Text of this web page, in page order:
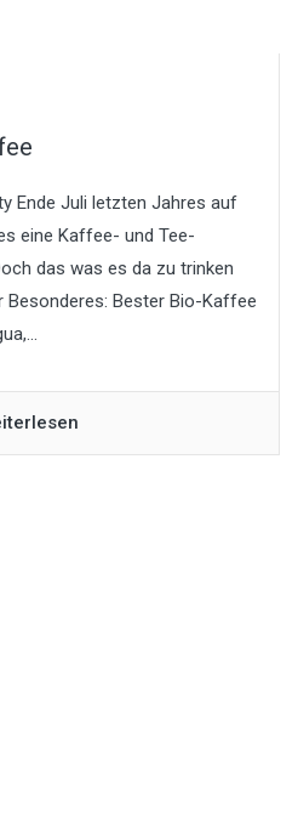
Ende Juli letzten Jahres auf
eine Kaffee- und Tee-
das was es da zu trinken
Bester Bio-Kaffee